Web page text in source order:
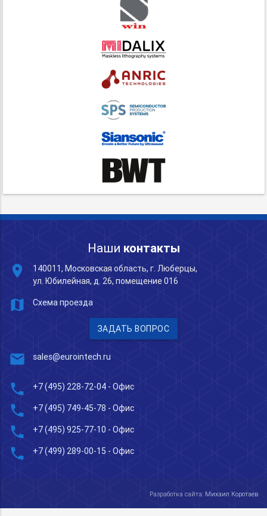
Наши контакты
place
140011, Московская область, г. Люберцы,
ул. Юбилейная, д. 26, помещение 016
map Схема проезда
ЗАДАТЬ ВОПРОС
mail sales@eurointech.ru
phone +7 (495) 228-72-04 - Офис
phone +7 (495) 749-45-78 - Офис
phone +7 (495) 925-77-10 - Офис
phone +7 (499) 289-00-15 - Офис
Разработка сайта: Михаил Коротаев